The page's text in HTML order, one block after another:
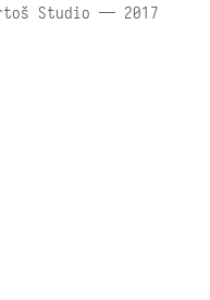
Studio — 2017